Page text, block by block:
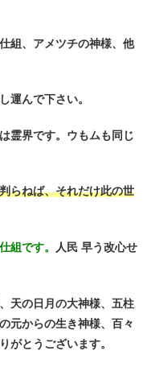
組、アメツチの神様、他
運んで下さい。
霊界です。ウもムも同じ
らねば、それだけ此の世
組です。
人民 早う改心せ
天の日月の大神様、五柱
元からの生き神様、百々
がとうございます。